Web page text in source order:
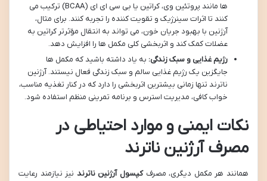
ها مانند پروتئین وی، کراتین یا بی سی ای ای (BCAA) ترکیب می
کنند تا اثرات سینرژیک و تقویت کننده را تجربه کنند. برای مثال،
آرژنین با بهبود جریان خون، می تواند به انتقال مؤثرتر کراتین به
عضلات کمک کند و اثربخشی کلی مکمل ها را افزایش دهد.
رژیم غذایی و سبک زندگی: به یاد داشته باشید که مکمل ها
جایگزین یک رژیم غذایی سالم و سبک زندگی فعال نیستند. آرژنین
ناترند تنها زمانی بیشترین اثربخشی را دارد که در کنار تغذیه مناسب،
خواب کافی، مدیریت استرس و برنامه تمرینی منظم استفاده شود.
نکات ایمنی و موارد احتیاطی در
مصرف آرژنین ناترند
همانند هر مکمل دیگری، مصرفکپسول آرژنین ناترند نیز نیازمند رعایت